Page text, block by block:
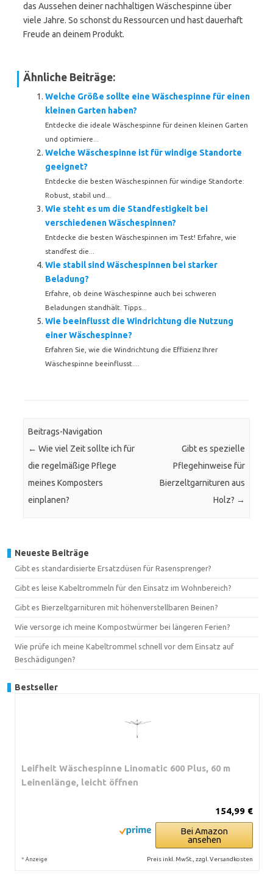
das Aussehen deiner nachhaltigen Wäschespinne über
viele Jahre. So schonst du Ressourcen und hast dauerhaft
Freude an deinem Produkt.
Ähnliche Beiträge:
Welche Größe sollte eine Wäschespinne für einen
kleinen Garten haben?
Entdecke die ideale Wäschespinne für deinen kleinen Garten
und optimiere...
Welche Wäschespinne ist für windige Standorte
geeignet?
Entdecke die besten Wäschespinnen für windige Standorte:
Robust, stabil und...
Wie steht es um die Standfestigkeit bei
verschiedenen Wäschespinnen?
Entdecke die besten Wäschespinnen im Test! Erfahre, wie
standfest die...
Wie stabil sind Wäschespinnen bei starker
Beladung?
Erfahre, ob deine Wäschespinne auch bei schweren
Beladungen standhält. Tipps...
Wie beeinflusst die Windrichtung die Nutzung
einer Wäschespinne?
Erfahren Sie, wie die Windrichtung die Effizienz Ihrer
Wäschespinne beeinflusst....
Beitrags-Navigation
← Wie viel Zeit sollte ich für
die regelmäßige Pflege
meines Komposters
einplanen?
Gibt es spezielle
Pflegehinweise für
Bierzeltgarnituren aus
Holz? →
Neueste Beiträge
Gibt es standardisierte Ersatzdüsen für Rasensprenger?
Gibt es leise Kabeltrommeln für den Einsatz im Wohnbereich?
Gibt es Bierzeltgarnituren mit höhenverstellbaren Beinen?
Wie versorge ich meine Kompostwürmer bei längeren Ferien?
Wie prüfe ich meine Kabeltrommel schnell vor dem Einsatz auf
Beschädigungen?
Bestseller
Leifheit Wäschespinne Linomatic 600 Plus, 60 m
Leinenlänge, leicht öffnen
154,99 €
Bei Amazon
ansehen
* Anzeige Preis inkl. MwSt., zzgl. Versandkosten